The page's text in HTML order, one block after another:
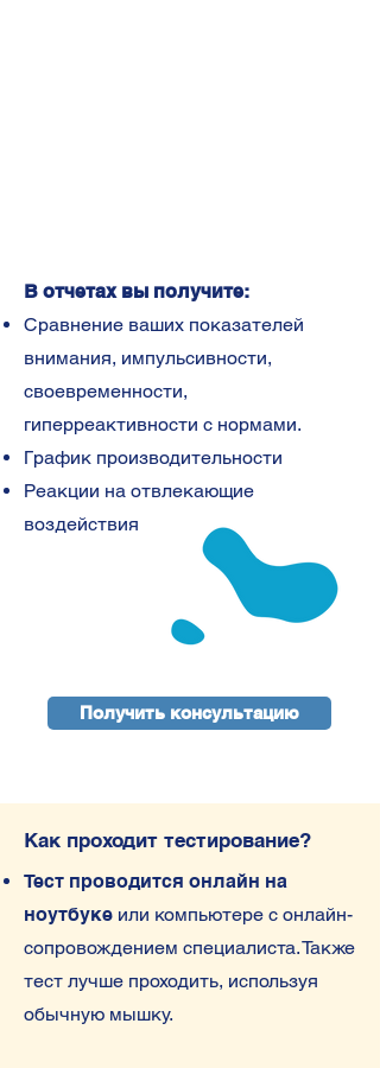
В отчетах вы получите:
Сравнение ваших показателей
внимания, импульсивности,
своевременности,
гиперреактивности с нормами.
График производительности
Реакции на отвлекающие
воздействия
Получить консультацию
Как проходит тестирование?
Тест проводится онлайн на
ноутбуке или компьютере с онлайн-
сопровождением специалиста. Также
тест лучше проходить, используя
обычную мышку.